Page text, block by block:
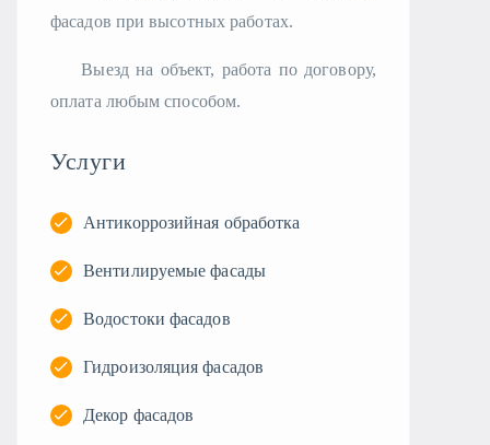
фасадов при высотных работах.
Выезд на объект, работа по договору,
оплата любым способом.
Услуги
Антикоррозийная обработка
Вентилируемые фасады
Водостоки фасадов
Гидроизоляция фасадов
Декор фасадов